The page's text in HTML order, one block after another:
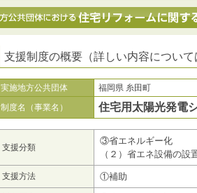
支援制度の概要（詳しい内容につい
実施地方公共団体
福岡県 糸田町
制度名（事業名）
住宅用太陽光発電
支援分類
③省エネルギー化
（２）省エネ設備の設
支援方法 ①補助